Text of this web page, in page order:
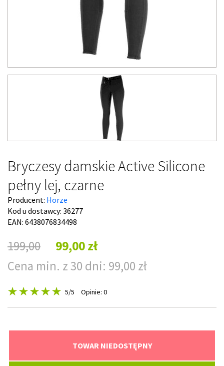
Bryczesy damskie Active Silicone
pełny lej, czarne
Producent: Horze
Kod u dostawcy: 36277
EAN: 6438076834498
199,00
99,00 zł
Cena min. z 30 dni: 99,00 zł
5/5 Opinie: 0
TOWAR NIEDOSTĘPNY